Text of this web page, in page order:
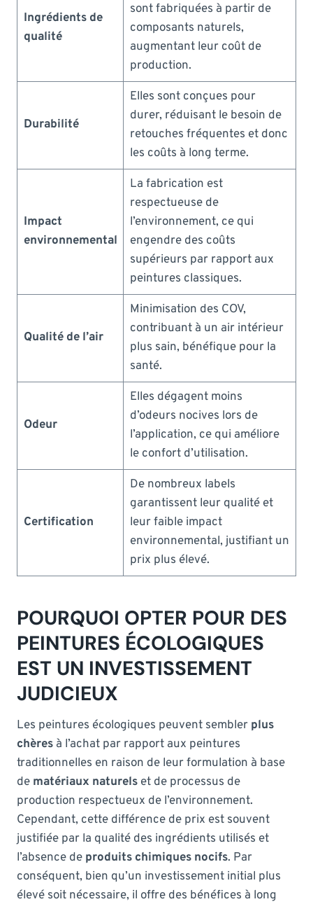
Ingrédients de
qualité
sont fabriquées à partir de
composants naturels,
augmentant leur coût de
production.
Durabilité
Elles sont conçues pour
durer, réduisant le besoin de
retouches fréquentes et donc
les coûts à long terme.
Impact
environnemental
La fabrication est
respectueuse de
l’environnement, ce qui
engendre des coûts
supérieurs par rapport aux
peintures classiques.
Qualité de l’air
Minimisation des COV,
contribuant à un air intérieur
plus sain, bénéfique pour la
santé.
Odeur
Elles dégagent moins
d’odeurs nocives lors de
l’application, ce qui améliore
le confort d’utilisation.
Certification
De nombreux labels
garantissent leur qualité et
leur faible impact
environnemental, justifiant un
prix plus élevé.
POURQUOI OPTER POUR DES
PEINTURES ÉCOLOGIQUES
EST UN INVESTISSEMENT
JUDICIEUX
Les peintures écologiques peuvent sembler plus
chères à l’achat par rapport aux peintures
traditionnelles en raison de leur formulation à base
de matériaux naturels et de processus de
production respectueux de l’environnement.
Cependant, cette différence de prix est souvent
justifiée par la qualité des ingrédients utilisés et
l’absence de produits chimiques nocifs. Par
conséquent, bien qu’un investissement initial plus
élevé soit nécessaire, il offre des bénéfices à long